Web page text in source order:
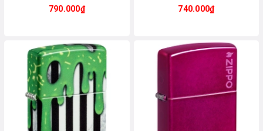
790.000₫ 740.000₫